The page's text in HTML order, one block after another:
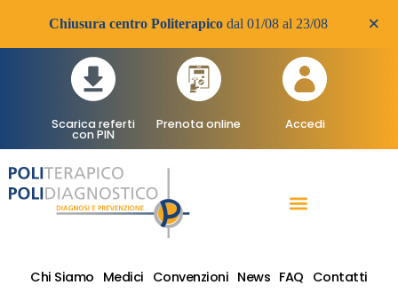
Chiusura centro Politerapicodal 01/08 al 23/08 ×
Scarica referti
con PIN
Prenota online Accedi
Chi Siamo Medici Convenzioni News FAQ Contatti